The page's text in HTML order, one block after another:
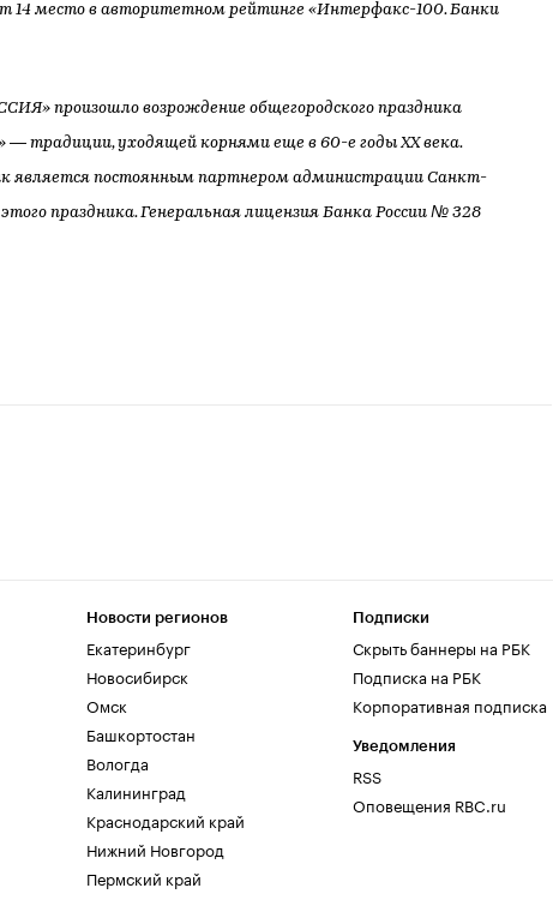
14 место в авторитетном рейтинге «Интерфакс-100. Банки
произошло возрождение общегородского праздника
— традиции, уходящей корнями еще в 60-е годы XX века.
является постоянным партнером администрации Санкт-
праздника. Генеральная лицензия Банка России № 328
Новости регионов
Екатеринбург
Новосибирск
Омск
Башкортостан
Вологда
Калининград
Краснодарский край
Нижний Новгород
Пермский край
Подписки
Скрыть баннеры на РБК
Подписка на РБК
Корпоративная подписка
Уведомления
RSS
Оповещения RBC.ru